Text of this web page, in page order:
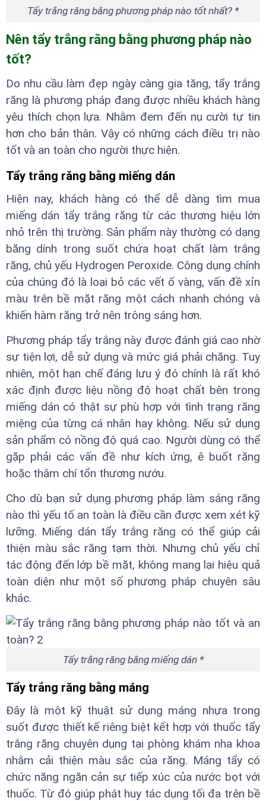
Tẩy trắng răng bằng phương pháp nào tốt nhất? *
Nên tẩy trắng răng bằng phương pháp nào
tốt?
Do nhu cầu làm đẹp ngày càng gia tăng, tẩy trắng
răng là phương pháp đang được nhiều khách hàng
yêu thích chọn lựa. Nhằm đem đến nụ cười tự tin
hơn cho bản thân. Vậy có những cách điều trị nào
tốt và an toàn cho người thực hiện.
Tẩy trắng răng bằng miếng dán
Hiện nay, khách hàng có thể dễ dàng tìm mua
miếng dán tẩy trắng răng từ các thương hiệu lớn
nhỏ trên thị trường. Sản phẩm này thường có dạng
băng dính trong suốt chứa hoạt chất làm trắng
răng, chủ yếu Hydrogen Peroxide. Công dụng chính
của chúng đó là loại bỏ các vết ố vàng, vấn đề xỉn
màu trên bề mặt răng một cách nhanh chóng và
khiến hàm răng trở nên trông sáng hơn.
Phương pháp tẩy trắng này được đánh giá cao nhờ
sự tiện lợi, dễ sử dụng và mức giá phải chăng. Tuy
nhiên, một hạn chế đáng lưu ý đó chính là rất khó
xác định được liệu nồng độ hoạt chất bên trong
miếng dán có thật sự phù hợp với tình trạng răng
miệng của từng cá nhân hay không. Nếu sử dụng
sản phẩm có nồng độ quá cao. Người dùng có thể
gặp phải các vấn đề như kích ứng, ê buốt răng
hoặc thậm chí tổn thương nướu.
Cho dù bạn sử dụng phương pháp làm sáng răng
nào thì yếu tố an toàn là điều cần được xem xét kỹ
lưỡng. Miếng dán tẩy trắng răng có thể giúp cải
thiện màu sắc răng tạm thời. Nhưng chủ yếu chỉ
tác động đến lớp bề mặt, không mang lại hiệu quả
toàn diện như một số phương pháp chuyên sâu
khác.
Tẩy trắng răng bằng miếng dán *
Tẩy trắng răng bằng máng
Đây là một kỹ thuật sử dụng máng nhựa trong
suốt được thiết kế riêng biệt kết hợp với thuốc tẩy
trắng răng chuyên dụng tại phòng khám nha khoa
nhằm cải thiện màu sắc của răng. Máng tẩy có
chức năng ngăn cản sự tiếp xúc của nước bọt với
thuốc. Từ đó giúp phát huy tác dụng tối đa trên bề